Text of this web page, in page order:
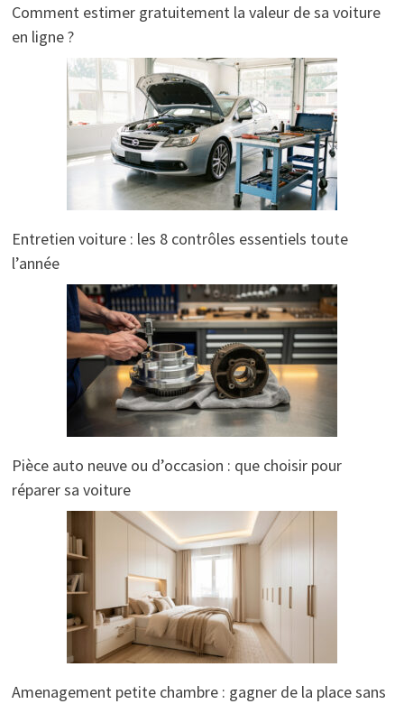
Comment estimer gratuitement la valeur de sa voiture
en ligne ?
Entretien voiture : les 8 contrôles essentiels toute
l’année
Pièce auto neuve ou d’occasion : que choisir pour
réparer sa voiture
Amenagement petite chambre : gagner de la place sans